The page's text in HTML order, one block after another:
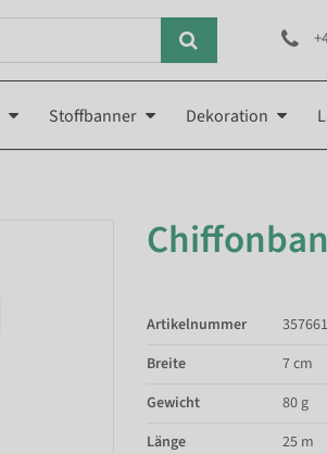
Stoffbanner Dekoration
Artikelnummer
Breite
7 cm
Gewicht
80 g
Länge
25 m